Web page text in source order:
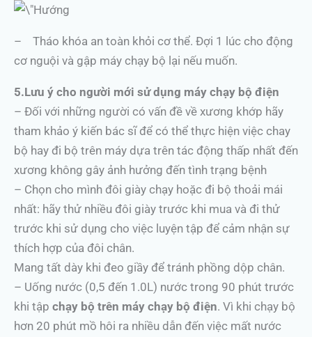
– Tháo khóa an toàn khỏi cơ thể. Đợi 1 lúc cho động
cơ nguội và gập máy chạy bộ lại nếu muốn.
5.Lưu ý cho người mới sử dụng máy chạy bộ điện
– Đối với những người có vấn đề về xương khớp hãy
tham khảo ý kiến bác sĩ để có thể thực hiện việc chay
bộ hay đi bộ trên máy dựa trên tác động thấp nhất đến
xương không gây ảnh hưởng đến tình trạng bệnh
– Chọn cho mình đôi giày chạy hoặc đi bộ thoải mái
nhất: hãy thử nhiều đôi giày trước khi mua và đi thử
trước khi sử dụng cho việc luyện tập để cảm nhận sự
thích hợp của đôi chân.
Mang tất dày khi đeo giầy để tránh phồng dộp chân.
– Uống nước (0,5 đến 1.0L) nước trong 90 phút trước
khi tập chạy bộ trên máy chạy bộ điện. Vì khi chạy bộ
hơn 20 phút mồ hôi ra nhiều dẫn đến việc mất nước